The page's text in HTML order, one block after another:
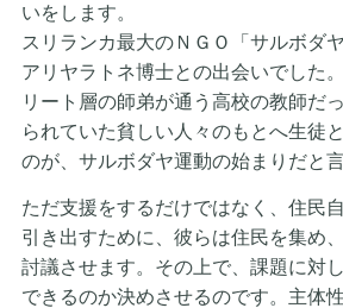
いをします。
スリランカ最大のＮＧＯ「サルボダ
アリヤラトネ博士との出会いでした
リート層の師弟が通う高校の教師だ
られていた貧しい人々のもとへ生徒
のが、サルボダヤ運動の始まりだと
ただ支援をするだけではなく、住民
引き出すために、彼らは住民を集め
討議させます。その上で、課題に対
できるのか決めさせるのです。主体